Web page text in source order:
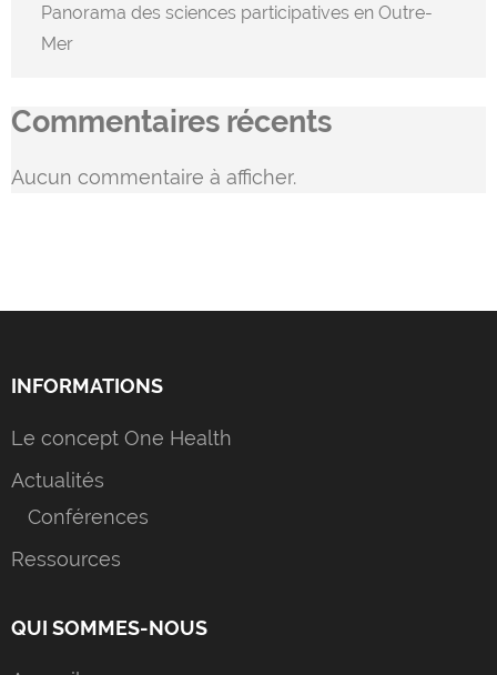
Panorama des sciences participatives en Outre-
Mer
Commentaires récents
Aucun commentaire à afficher.
INFORMATIONS
Le concept One Health
Actualités
Conférences
Ressources
QUI SOMMES-NOUS